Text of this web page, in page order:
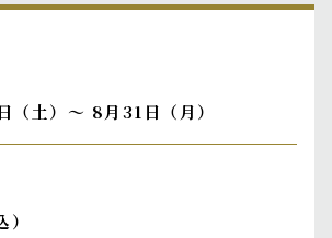
土）～ 8月31日（月）